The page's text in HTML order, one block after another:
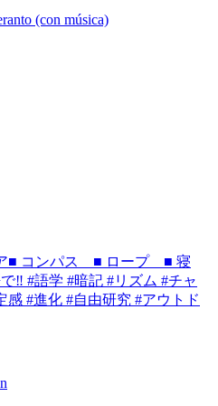
(con música)
ア■ コンパス ■ ロープ ■ 寝
‼️ #語学 #暗記 #リズム #チャ
感 #進化 #自由研究 #アウトド